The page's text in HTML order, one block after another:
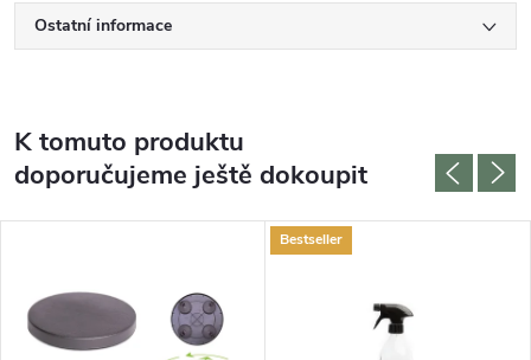
Ostatní informace
K tomuto produktu
doporučujeme ještě dokoupit
Bestseller